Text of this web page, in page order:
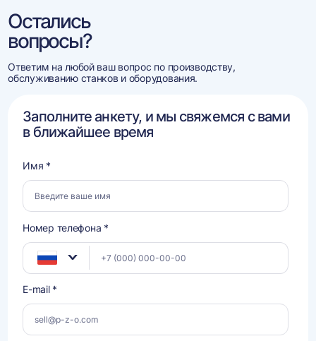
Остались
вопросы?
Ответим на любой ваш вопрос по производству,
обслуживанию станков и оборудования.
Заполните анкету, и мы свяжемся с вами
в ближайшее время
Имя *
Номер телефона *
E-mail *